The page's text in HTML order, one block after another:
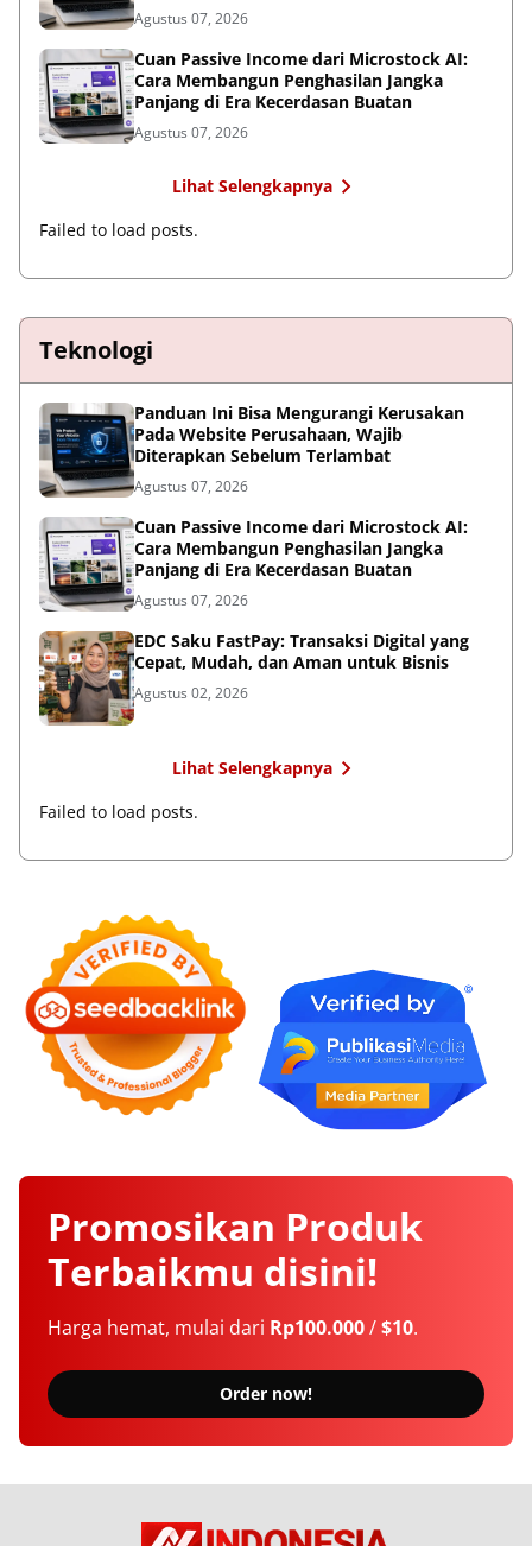
Agustus 07, 2026
Cuan Passive Income dari Microstock AI:
Cara Membangun Penghasilan Jangka
Panjang di Era Kecerdasan Buatan
Agustus 07, 2026
Lihat Selengkapnya
Failed to load posts.
Teknologi
Panduan Ini Bisa Mengurangi Kerusakan
Pada Website Perusahaan, Wajib
Diterapkan Sebelum Terlambat
Agustus 07, 2026
Cuan Passive Income dari Microstock AI:
Cara Membangun Penghasilan Jangka
Panjang di Era Kecerdasan Buatan
Agustus 07, 2026
EDC Saku FastPay: Transaksi Digital yang
Cepat, Mudah, dan Aman untuk Bisnis
Agustus 02, 2026
Lihat Selengkapnya
Failed to load posts.
Promosikan Produk
Terbaikmu disini!
Harga hemat, mulai dari Rp100.000/$10.
Order now!